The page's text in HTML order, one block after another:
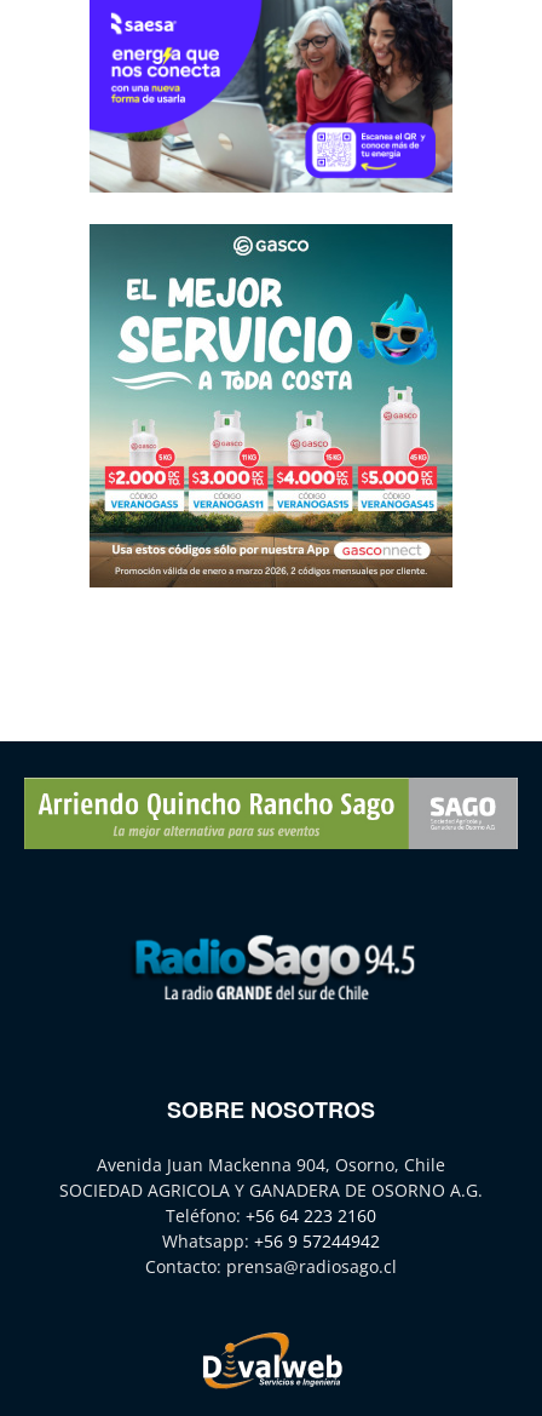
SOBRE NOSOTROS
Avenida Juan Mackenna 904, Osorno, Chile
SOCIEDAD AGRICOLA Y GANADERA DE OSORNO A.G.
Teléfono: +56 64 223 2160
Whatsapp: +56 9 57244942
Contacto: prensa@radiosago.cl